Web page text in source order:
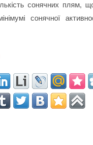
сонячних плям,
сонячної